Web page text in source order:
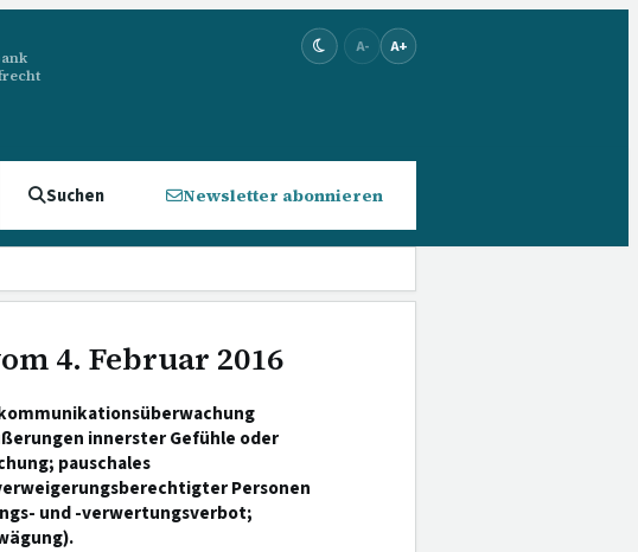
A- A+
Suchen Newsletter abonnieren
4. Februar 2016
innerster Gefühle oder
pauschales
Personen
und -verwertungsverbot;